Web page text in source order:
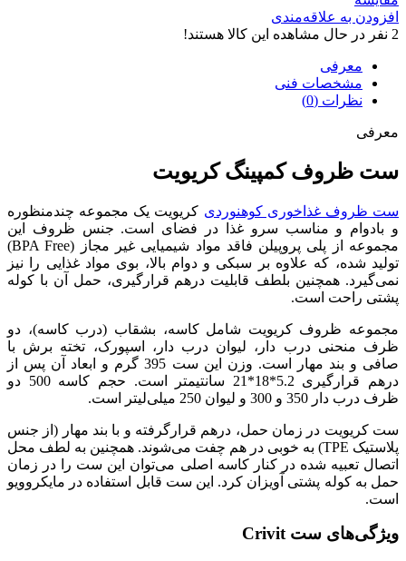
افزودن به علاقه‌مندی
2 نفر در حال مشاهده این کالا هستند!
معرفی
مشخصات فنی
نظرات (0)
معرفی
ست ظروف کمپینگ کریویت
ست ظروف غذاخوری کوهنوردی کریویت یک مجموعه چندمنظوره
و بادوام و مناسب سرو غذا در فضای است. جنس ظروف این
مجموعه از پلی پروپیلن فاقد مواد شیمیایی غیر مجاز (BPA Free)
تولید شده، که علاوه بر سبکی و دوام بالا، بوی مواد غذایی را نیز
نمی‌گیرد. همچنین بلطف قابلیت درهم قرارگیری، حمل آن با کوله
پشتی راحت است.
مجموعه ظروف کریویت شامل کاسه، بشقاب (درب کاسه)، دو
ظرف منحنی درب دار، لیوان درب دار، اسپورک، تخته برش با
صافی و بند مهار است. وزن این ست 395 گرم و ابعاد آن پس از
درهم قرارگیری 5.2*18*21 سانتیمتر است. حجم کاسه 500 دو
ظرف درب دار 350 و 300 و لیوان 250 میلی‌لیتر است.
ست کریویت در زمان حمل، درهم قرارگرفته و با بند مهار (از جنس
پلاستیک TPE) به خوبی در هم چفت می‌شوند. همچنین به لطف محل
اتصال تعبیه شده در کنار کاسه اصلی می‌توان این ست را در زمان
حمل به کوله پشتی آویزان کرد. این ست قابل استفاده در مایکروویو
است.
ویژگی‌های ست Crivit